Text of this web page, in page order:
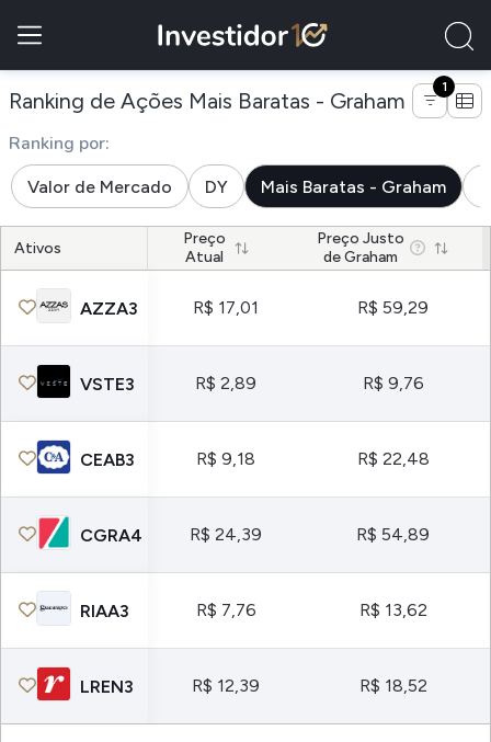
Ranking de Ações Mais Baratas - Graham de1
Ranking por:
Valor de Mercado DY Mais Baratas - Graham
Ativos
Preço
Atual
Preço Justo
de Graham
AZZA3 R$ 17,01 R$ 59,29
VSTE3 R$ 2,89 R$ 9,76
CEAB3 R$ 9,18 R$ 22,48
CGRA4 R$ 24,39 R$ 54,89
RIAA3 R$ 7,76 R$ 13,62
LREN3 R$ 12,39 R$ 18,52